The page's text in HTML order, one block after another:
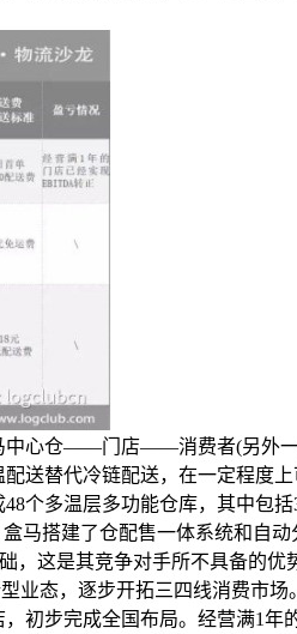
心仓——门店——消费者(另外一
送替代冷链配送，在一定程度上
个多温层多功能仓库，其中包括
马搭建了仓配售一体系统和自
，这是其竞争对手所不具备的优
业态，逐步开拓三四线消费市场。
初步完成全国布局。经营满1年